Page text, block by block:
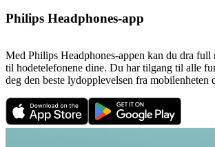
Philips Headphones-app
Med Philips Headphones-appen kan du dra full
til hodetelefonene dine. Du har tilgang til alle
deg den beste lydopplevelsen fra mobilenheten